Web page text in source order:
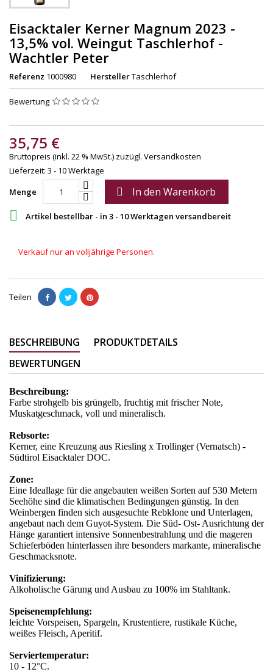
Eisacktaler Kerner Magnum 2023 -
13,5% vol. Weingut Taschlerhof -
Wachtler Peter
Referenz 1000980 HerstellerTaschlerhof
Bewertung
35,75 €
Bruttopreis (inkl. 22 % MwSt.) zuzügl. Versandkosten
Lieferzeit: 3 - 10 Werktage
Menge
 In den Warenkorb
 Artikel bestellbar - in 3 - 10 Werktagen versandbereit
Verkauf nur an volljährige Personen.
Teilen
BESCHREIBUNG
PRODUKTDETAILS
BEWERTUNGEN
Beschreibung:
Farbe strohgelb bis grüngelb, fruchtig mit frischer Note,
Muskatgeschmack, voll und mineralisch.
Rebsorte:
Kerner, eine Kreuzung aus Riesling x Trollinger (Vernatsch) -
Südtirol Eisacktaler DOC.
Zone:
Eine Ideallage für die angebauten weißen Sorten auf 530 Metern
Seehöhe sind die klimatischen Bedingungen günstig. In den
Weinbergen finden sich ausgesuchte Rebklone und Unterlagen,
angebaut nach dem Guyot-System. Die Süd- Ost- Ausrichtung der
Hänge garantiert intensive Sonnenbestrahlung und die mageren
Schieferböden hinterlassen ihre besonders markante, mineralische
Geschmacksnote.
Vinifizierung:
Alkoholische Gärung und Ausbau zu 100% im Stahltank.
Speisenempfehlung:
leichte Vorspeisen, Spargeln, Krustentiere, rustikale Küche,
weißes Fleisch, Aperitif.
Serviertemperatur:
10 - 12°C.